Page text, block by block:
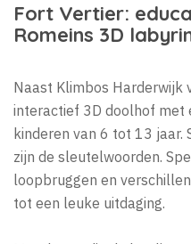
Fort Vertier:
Romeins 3D
Naast Klimbos Harderwijk
interactief 3D doolhof met
kinderen van 6 tot 13 jaar.
zijn de sleutelwoorden.
loopbruggen en
tot een leuke uitdaging.